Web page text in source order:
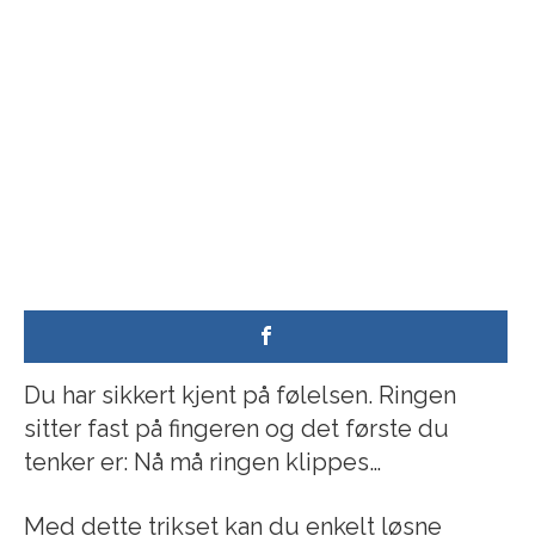
Du har sikkert kjent på følelsen. Ringen
sitter fast på fingeren og det første du
tenker er: Nå må ringen klippes…
Med dette trikset kan du enkelt løsne